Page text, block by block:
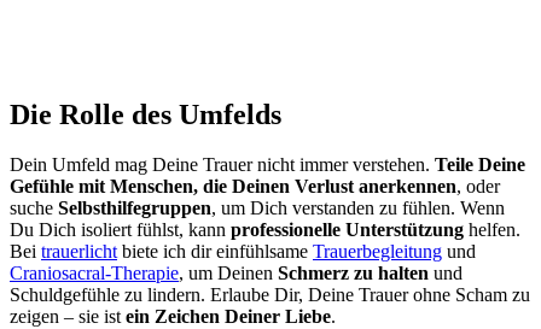
Die Rolle des Umfelds
Dein Umfeld mag Deine Trauer nicht immer verstehen. Teile Deine
Gefühle mit Menschen, die Deinen Verlust anerkennen, oder
suche Selbsthilfegruppen, um Dich verstanden zu fühlen. Wenn
Du Dich isoliert fühlst, kann professionelle Unterstützung helfen.
Bei trauerlichtbiete ich dir einfühlsame Trauerbegleitung und
Craniosacral-Therapie, um Deinen Schmerz zu halten und
Schuldgefühle zu lindern. Erlaube Dir, Deine Trauer ohne Scham zu
zeigen – sie istein Zeichen Deiner Liebe.